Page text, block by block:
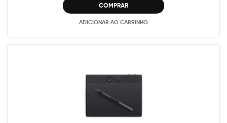
COMPRAR
ADICIONAR AO CARRINHO